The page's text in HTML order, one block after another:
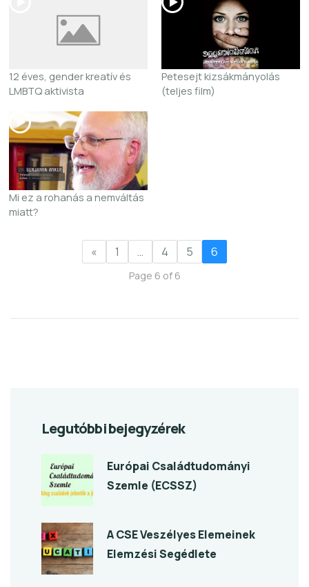
12 éves, gender kreatív és
LMBTQ aktivista
Petesejt kizsákmányolás
(teljes film)
Mi ez a rohanás a nemváltás
miatt?
« 1 … 4 5 6
Page 6 of 6
Legutóbbi bejegyzérek
Európai Családtudományi
Szemle (ECSSZ)
A CSE Veszélyes Elemeinek
Elemzési Segédlete